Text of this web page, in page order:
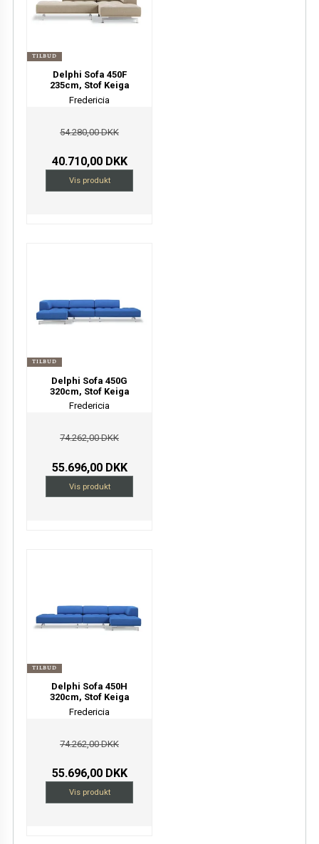
TILBUD
Delphi Sofa 450F
235cm, Stof Keiga
Fredericia
54.280,00 DKK
40.710,00 DKK
Vis produkt
TILBUD
Delphi Sofa 450G
320cm, Stof Keiga
Fredericia
74.262,00 DKK
55.696,00 DKK
Vis produkt
TILBUD
Delphi Sofa 450H
320cm, Stof Keiga
Fredericia
74.262,00 DKK
55.696,00 DKK
Vis produkt